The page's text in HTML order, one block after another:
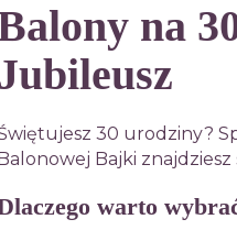
na
30 urodziny?
Bajki
warto